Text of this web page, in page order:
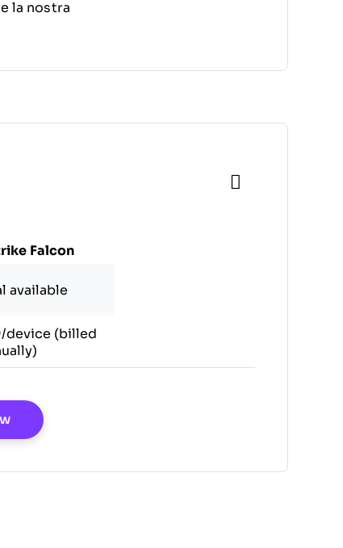
e la nostra
Falcon
available
device (billed
Opens New Window